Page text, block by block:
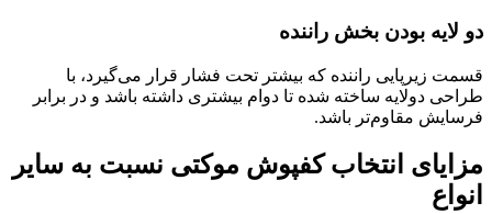
دو لایه بودن بخش راننده
قسمت زیرپایی راننده که بیشتر تحت فشار قرار می‌گیرد، با
طراحی دولایه ساخته شده تا دوام بیشتری داشته باشد و در برابر
فرسایش مقاوم‌تر باشد.
مزایای انتخاب کفپوش موکتی نسبت به سایر
انواع